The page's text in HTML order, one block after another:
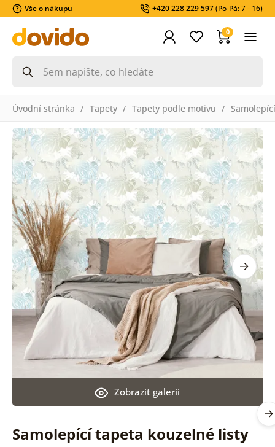
Vše o nákupu +420 228 229 597(Po-Pá: 7 - 16)
0
Úvodní stránka Tapety Tapety podle motivu
Samolepící tapeta kouzelné listy
Zobrazit galerii